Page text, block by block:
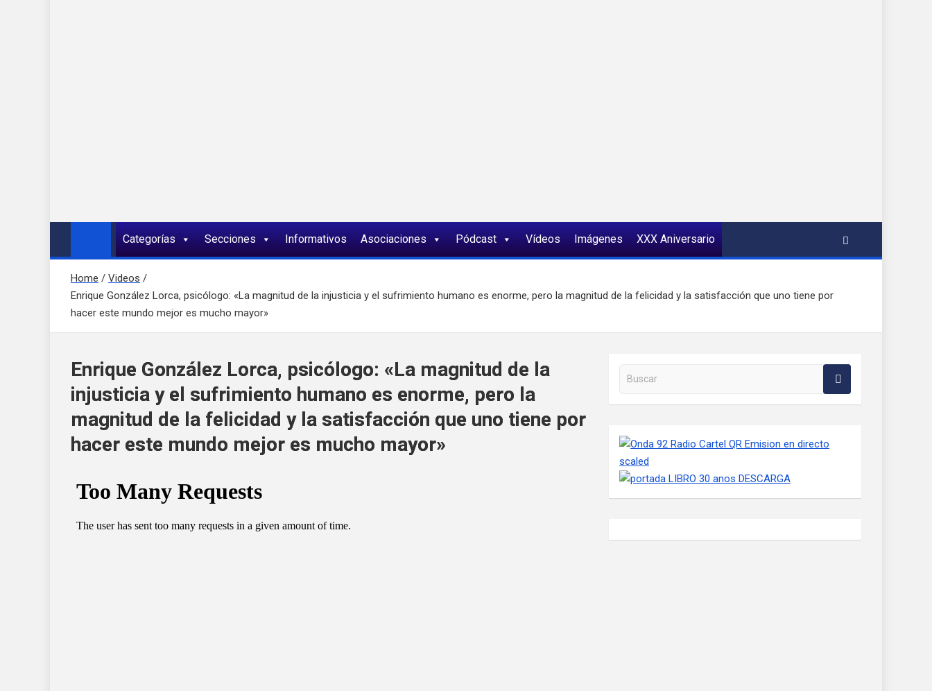
Categorías Secciones Informativos Asociaciones Pódcast Vídeos Imágenes XXX Aniversario
Home
Videos
Enrique González Lorca, psicólogo: «La magnitud de la injusticia y el sufrimiento humano es enorme, pero la magnitud de la felicidad y la satisfacción que uno tiene por
hacer este mundo mejor es mucho mayor»
Enrique González Lorca, psicólogo: «La magnitud de la
injusticia y el sufrimiento humano es enorme, pero la
magnitud de la felicidad y la satisfacción que uno tiene por
hacer este mundo mejor es mucho mayor»
Buscar en la web